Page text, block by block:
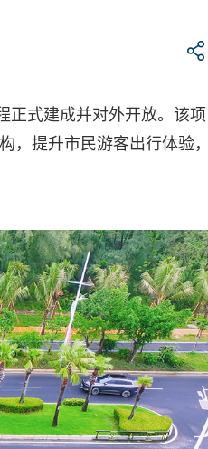
正式建成并对外开放。该项
，提升市民游客出行体验，